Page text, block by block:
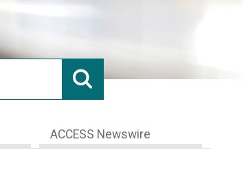
ACCESS Newswire